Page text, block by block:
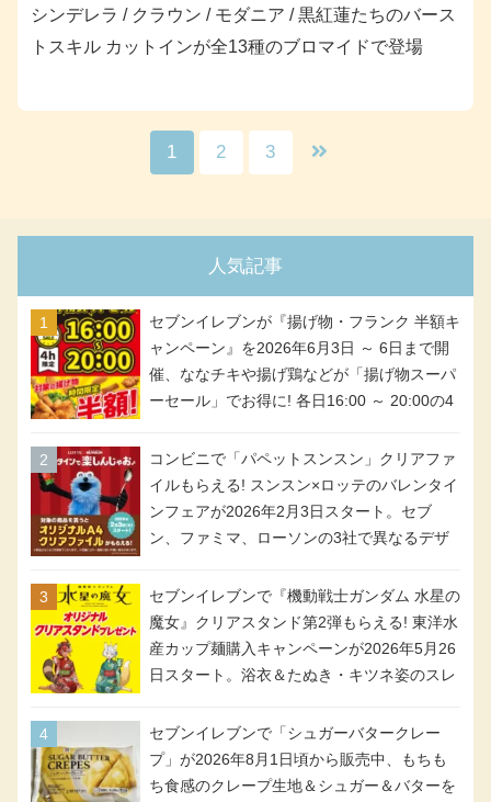
シンデレラ / クラウン / モダニア / 黒紅蓮たちのバース
トスキル カットインが全13種のブロマイドで登場
1 2 3
人気記事
セブンイレブンが『揚げ物・フランク 半額キ
ャンペーン』を2026年6月3日 ～ 6日まで開
催、ななチキや揚げ鶏などが「揚げ物スーパ
ーセール」でお得に! 各日16:00 ～ 20:00の4
アメリカンドッグが税抜き69円!
コンビニで「パペットスンスン」クリアファ
イルもらえる! スンスン×ロッテのバレンタイ
ンフェアが2026年2月3日スタート。セブ
ン、ファミマ、ローソンの3社で異なるデザ
セブンイレブンで『機動戦士ガンダム 水星の
魔女』クリアスタンド第2弾もらえる! 東洋水
産カップ麺購入キャンペーンが2026年5月26
日スタート。浴衣＆たぬき・キツネ姿のスレ
号・5号) / シャディクが全6種のクリアスタ
ンドになって登場!
セブンイレブンで「シュガーバタークレー
プ」が2026年8月1日頃から販売中、もちも
ち食感のクレープ生地＆シュガー＆バターを